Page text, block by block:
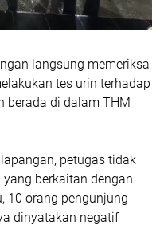
langsung memeriksa
tes urin terhadap
berada di dalam THM
petugas tidak
berkaitan dengan
10 orang pengunjung
dinyatakan negatif